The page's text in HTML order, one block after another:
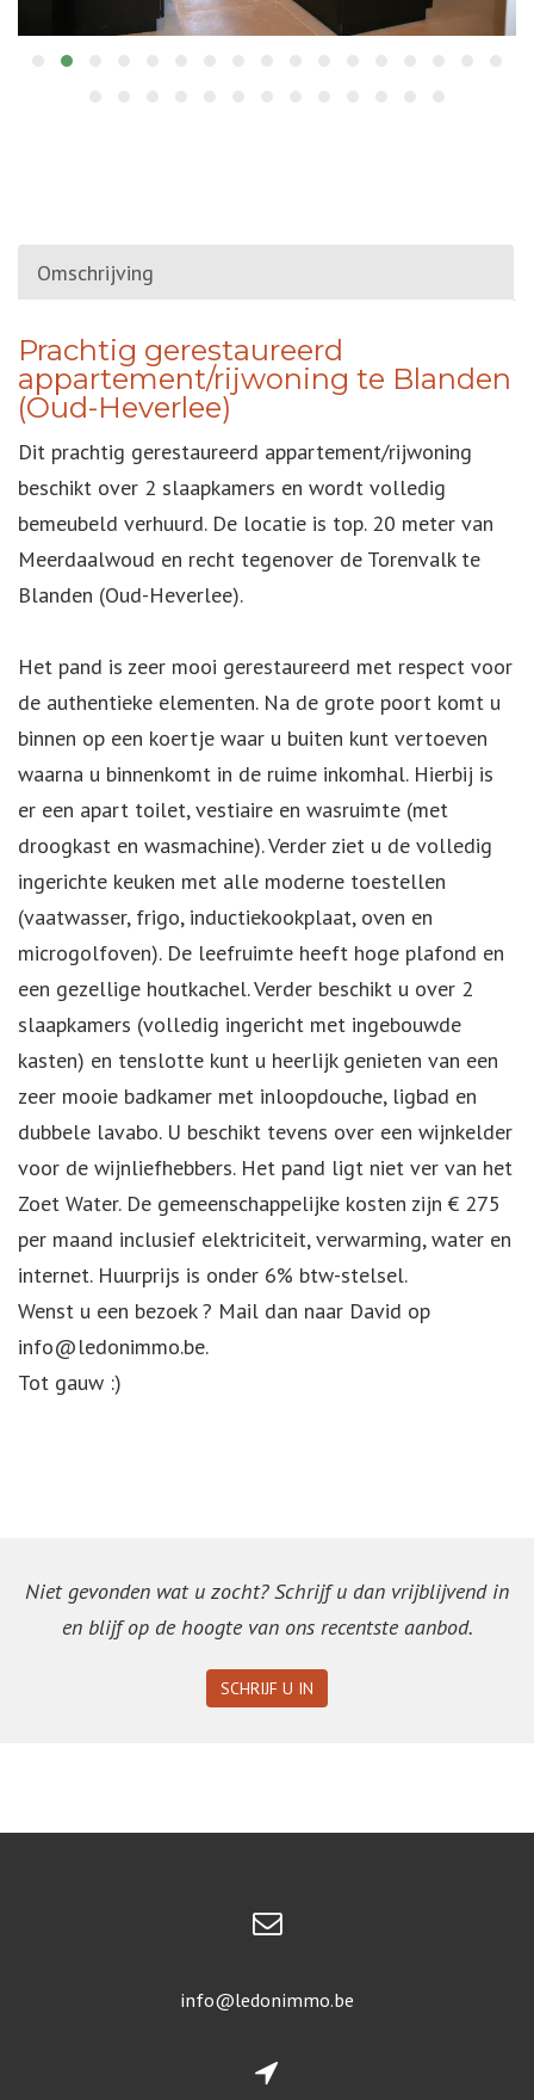
Omschrijving
OMSCHRIJVING
Prachtig gerestaureerd
appartement/rijwoning te Blanden
(Oud-Heverlee)
Dit prachtig gerestaureerd appartement/rijwoning
beschikt over 2 slaapkamers en wordt volledig
bemeubeld verhuurd. De locatie is top. 20 meter van
Meerdaalwoud en recht tegenover de Torenvalk te
Blanden (Oud-Heverlee).
Het pand is zeer mooi gerestaureerd met respect voor
de authentieke elementen. Na de grote poort komt u
binnen op een koertje waar u buiten kunt vertoeven
waarna u binnenkomt in de ruime inkomhal. Hierbij is
er een apart toilet, vestiaire en wasruimte (met
droogkast en wasmachine). Verder ziet u de volledig
ingerichte keuken met alle moderne toestellen
(vaatwasser, frigo, inductiekookplaat, oven en
microgolfoven). De leefruimte heeft hoge plafond en
een gezellige houtkachel. Verder beschikt u over 2
slaapkamers (volledig ingericht met ingebouwde
kasten) en tenslotte kunt u heerlijk genieten van een
zeer mooie badkamer met inloopdouche, ligbad en
dubbele lavabo. U beschikt tevens over een wijnkelder
voor de wijnliefhebbers. Het pand ligt niet ver van het
Zoet Water. De gemeenschappelijke kosten zijn € 275
per maand inclusief elektriciteit, verwarming, water en
internet. Huurprijs is onder 6% btw-stelsel.
Wenst u een bezoek ? Mail dan naar David op
info@ledonimmo.be.
Tot gauw :)
Niet gevonden wat u zocht? Schrijf u dan vrijblijvend in
en blijf op de hoogte van ons recentste aanbod.
SCHRIJF U IN
info@ledonimmo.be